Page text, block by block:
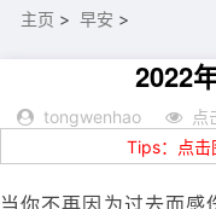
主页 > 早安 >
2022
tongwenhao
Tips：点击
当你不再因为过去而感